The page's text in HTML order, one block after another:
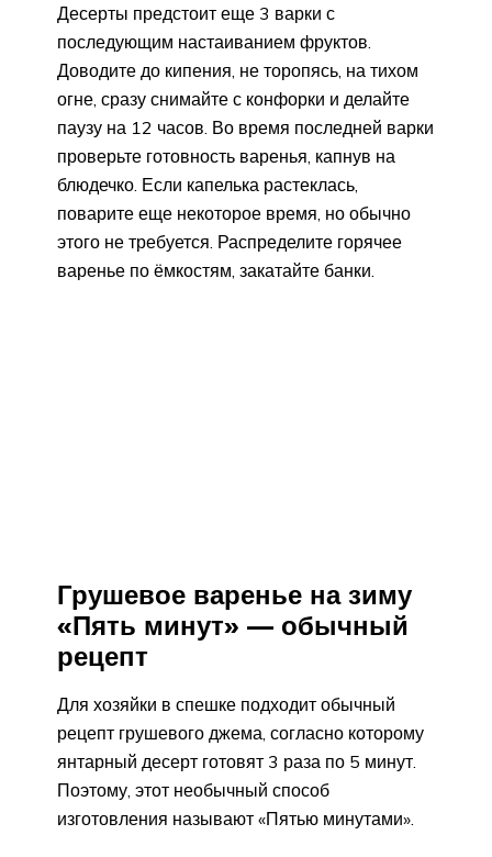
Десерты предстоит еще 3 варки с
последующим настаиванием фруктов.
Доводите до кипения, не торопясь, на тихом
огне, сразу снимайте с конфорки и делайте
паузу на 12 часов. Во время последней варки
проверьте готовность варенья, капнув на
блюдечко. Если капелька растеклась,
поварите еще некоторое время, но обычно
этого не требуется. Распределите горячее
варенье по ёмкостям, закатайте банки.
Грушевое варенье на зиму
«Пять минут» — обычный
рецепт
Для хозяйки в спешке подходит обычный
рецепт грушевого джема, согласно которому
янтарный десерт готовят 3 раза по 5 минут.
Поэтому, этот необычный способ
изготовления называют «Пятью минутами».